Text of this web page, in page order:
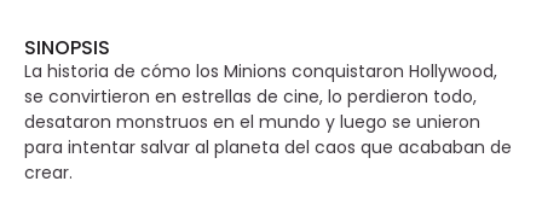
SINOPSIS
La historia de cómo los Minions conquistaron Hollywood,
se convirtieron en estrellas de cine, lo perdieron todo,
desataron monstruos en el mundo y luego se unieron
para intentar salvar al planeta del caos que acababan de
crear.